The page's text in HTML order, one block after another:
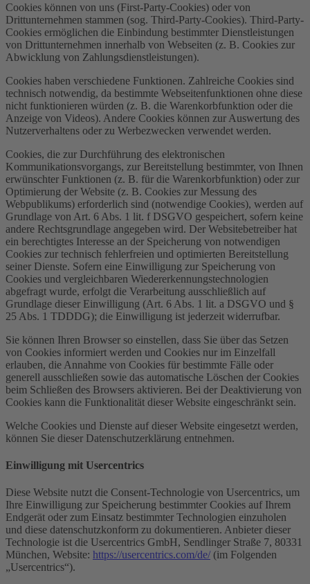
Cookies können von uns (First-Party-Cookies) oder von
Drittunternehmen stammen (sog. Third-Party-Cookies). Third-Party-
Cookies ermöglichen die Einbindung bestimmter Dienstleistungen
von Drittunternehmen innerhalb von Webseiten (z. B. Cookies zur
Abwicklung von Zahlungsdienstleistungen).
Cookies haben verschiedene Funktionen. Zahlreiche Cookies sind
technisch notwendig, da bestimmte Webseitenfunktionen ohne diese
nicht funktionieren würden (z. B. die Warenkorbfunktion oder die
Anzeige von Videos). Andere Cookies können zur Auswertung des
Nutzerverhaltens oder zu Werbezwecken verwendet werden.
Cookies, die zur Durchführung des elektronischen
Kommunikationsvorgangs, zur Bereitstellung bestimmter, von Ihnen
erwünschter Funktionen (z. B. für die Warenkorbfunktion) oder zur
Optimierung der Website (z. B. Cookies zur Messung des
Webpublikums) erforderlich sind (notwendige Cookies), werden auf
Grundlage von Art. 6 Abs. 1 lit. f DSGVO gespeichert, sofern keine
andere Rechtsgrundlage angegeben wird. Der Websitebetreiber hat
ein berechtigtes Interesse an der Speicherung von notwendigen
Cookies zur technisch fehlerfreien und optimierten Bereitstellung
seiner Dienste. Sofern eine Einwilligung zur Speicherung von
Cookies und vergleichbaren Wiedererkennungstechnologien
abgefragt wurde, erfolgt die Verarbeitung ausschließlich auf
Grundlage dieser Einwilligung (Art. 6 Abs. 1 lit. a DSGVO und §
25 Abs. 1 TDDDG); die Einwilligung ist jederzeit widerrufbar.
Sie können Ihren Browser so einstellen, dass Sie über das Setzen
von Cookies informiert werden und Cookies nur im Einzelfall
erlauben, die Annahme von Cookies für bestimmte Fälle oder
generell ausschließen sowie das automatische Löschen der Cookies
beim Schließen des Browsers aktivieren. Bei der Deaktivierung von
Cookies kann die Funktionalität dieser Website eingeschränkt sein.
Welche Cookies und Dienste auf dieser Website eingesetzt werden,
können Sie dieser Datenschutzerklärung entnehmen.
Einwilligung mit Usercentrics
Diese Website nutzt die Consent-Technologie von Usercentrics, um
Ihre Einwilligung zur Speicherung bestimmter Cookies auf Ihrem
Endgerät oder zum Einsatz bestimmter Technologien einzuholen
und diese datenschutzkonform zu dokumentieren. Anbieter dieser
Technologie ist die Usercentrics GmbH, Sendlinger Straße 7, 80331
München, Website: https://usercentrics.com/de/ (im Folgenden
„Usercentrics“).